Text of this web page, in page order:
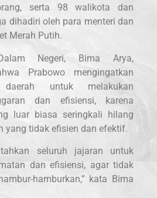
serta 98 walikota dan
dihadiri oleh para menteri dan
Merah Putih.
Negeri, Bima Arya,
Prabowo mengingatkan
untuk melakukan
dan efisiensi, karena
luar biasa seringkali hilang
yang tidak efisien dan efektif.
seluruh jajaran untuk
dan efisiensi, agar tidak
hamburkan,” kata Bima